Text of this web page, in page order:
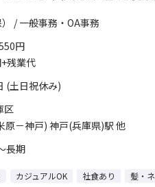
/ 一般事務・OA事務
円
残業代
(土日祝休み)
区
原－神戸) 神戸(兵庫県)駅 他
長期
カジュアルOK 社食あり 髪・